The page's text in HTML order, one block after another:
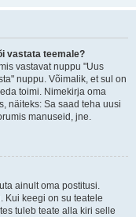
vastata teemale?
vastavat nuppu "Uus
nuppu. Võimalik, et sul on
toimi. Nimekirja oma
näiteks: Sa saad teha uusi
manuseid, jne.
ainult oma postitusi.
Kui keegi on su teatele
tuleb teate alla kiri selle